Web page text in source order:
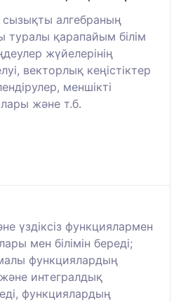
алгебраның
туралы қарапайым білім
жүйелерінің
векторлық кеңістіктер
меншікті
және т.б.
үздіксіз функциялармен
мен білімін береді;
функциялардың
интегралдық
функциялардың